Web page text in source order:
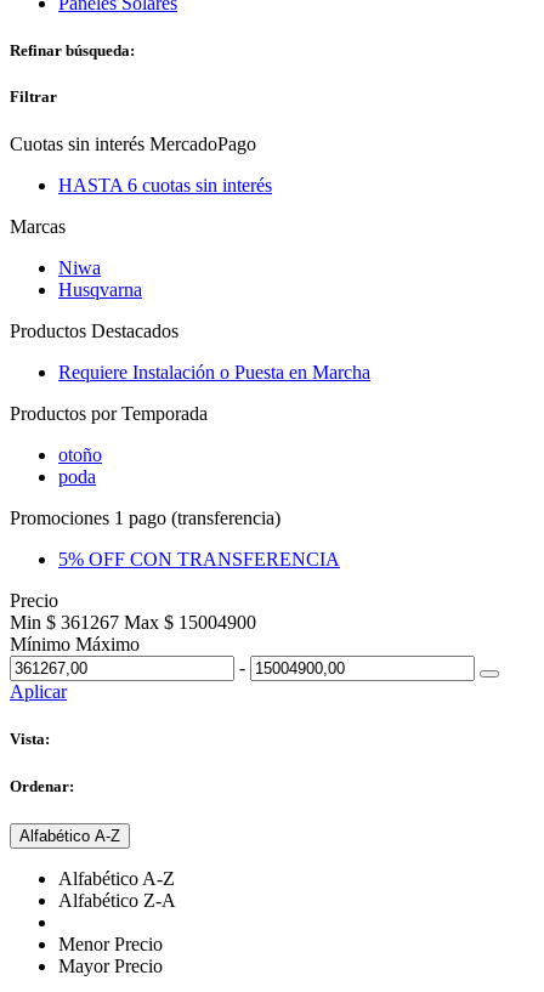
Refinar búsqueda:
Filtrar
Cuotas sin interés MercadoPago
HASTA 6 cuotas sin interés
Marcas
Niwa
Husqvarna
Productos Destacados
Requiere Instalación o Puesta en Marcha
Productos por Temporada
otoño
poda
Promociones 1 pago (transferencia)
5% OFF CON TRANSFERENCIA
Precio
Min $ 361267 Max $ 15004900
Mínimo Máximo
-
Aplicar
Vista:
Ordenar:
Alfabético A-Z
Alfabético A-Z
Alfabético Z-A
Menor Precio
Mayor Precio